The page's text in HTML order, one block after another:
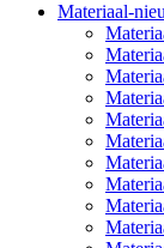
Materiaal-